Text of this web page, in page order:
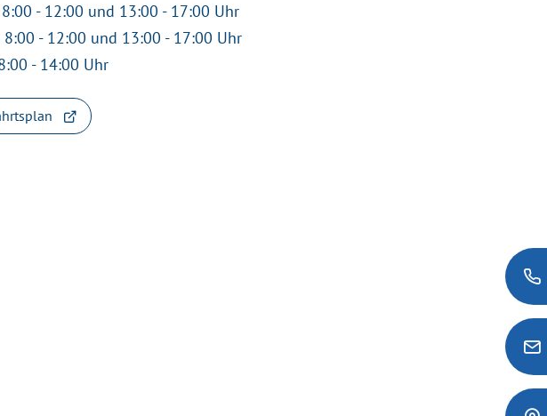
- 12:00 und 13:00 - 17:00 Uhr
8:00 - 12:00 und 13:00 - 17:00 Uhr
- 14:00 Uhr